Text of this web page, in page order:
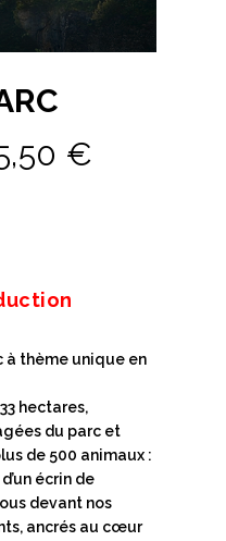
€
à thème unique en
hectares,
du parc et
de 500 animaux :
écrin de
devant nos
ancrés au cœur